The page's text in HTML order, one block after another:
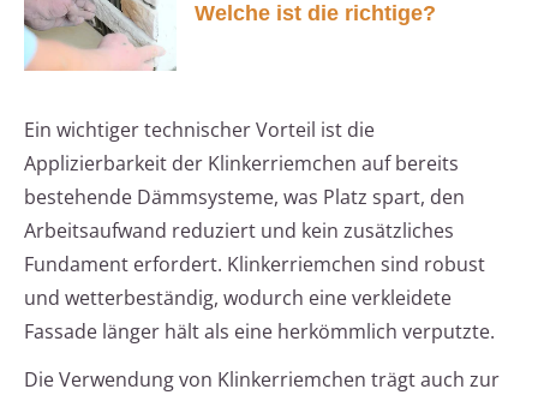
Welche ist die richtige?
Ein wichtiger technischer Vorteil ist die
Applizierbarkeit der Klinkerriemchen auf bereits
bestehende Dämmsysteme, was Platz spart, den
Arbeitsaufwand reduziert und kein zusätzliches
Fundament erfordert. Klinkerriemchen sind robust
und wetterbeständig, wodurch eine verkleidete
Fassade länger hält als eine herkömmlich verputzte.
Die Verwendung von Klinkerriemchen trägt auch zur